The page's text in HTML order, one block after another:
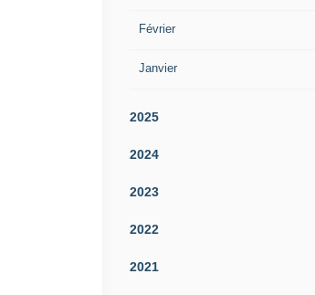
Février
Janvier
2025
2024
2023
2022
2021